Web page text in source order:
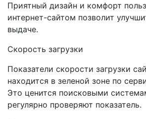
Приятный дизайн и комфорт
интернет-сайтом позволит
выдаче.
Скорость загрузки
Показатели скорости загрузки
находится в зеленой зоне по
Это ценится поисковыми
регулярно проверяют показатель.